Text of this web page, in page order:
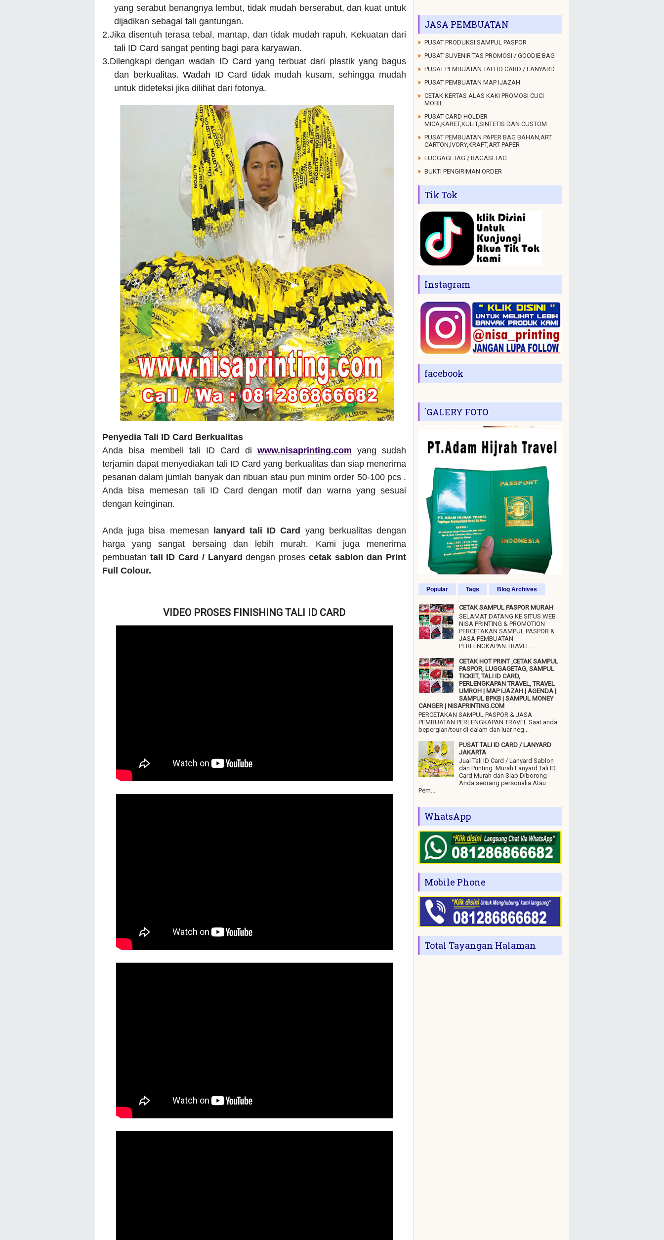
yang serabut benangnya lembut, tidak mudah berserabut, dan kuat untuk
dijadikan sebagai tali gantungan.
2.Jika disentuh terasa tebal, mantap, dan tidak mudah rapuh. Kekuatan dari
tali ID Card sangat penting bagi para karyawan.
3.Dilengkapi dengan wadah ID Card yang terbuat dari plastik yang bagus
dan berkualitas. Wadah ID Card tidak mudah kusam, sehingga mudah
untuk dideteksi jika dilihat dari fotonya.
Penyedia Tali ID Card Berkualitas
Anda bisa membeli tali ID Card di www.nisaprinting.com yang sudah
terjamin dapat menyediakan tali ID Card yang berkualitas dan siap menerima
pesanan dalam jumlah banyak dan ribuan atau pun minim order 50-100 pcs .
Anda bisa memesan tali ID Card dengan motif dan warna yang sesuai
dengan keinginan.
Anda juga bisa memesan lanyard tali ID Card yang berkualitas dengan
harga yang sangat bersaing dan lebih murah. Kami juga menerima
pembuatan tali ID Card / Lanyard dengan proses cetak sablon dan Print
Full Colour.
VIDEO PROSES FINISHING TALI ID CARD
JASA PEMBUATAN
PUSAT PRODUKSI SAMPUL PASPOR
PUSAT SUVENIR TAS PROMOSI / GOODIE BAG
PUSAT PEMBUATAN TALI ID CARD / LANYARD
PUSAT PEMBUATAN MAP IJAZAH
CETAK KERTAS ALAS KAKI PROMOSI CUCI
MOBIL
PUSAT CARD HOLDER
MICA,KARET,KULIT,SINTETIS DAN CUSTOM
PUSAT PEMBUATAN PAPER BAG BAHAN,ART
CARTON,IVORY,KRAFT,ART PAPER
LUGGAGETAG / BAGASI TAG
BUKTI PENGIRIMAN ORDER
Tik Tok
Instagram
facebook
`GALERY FOTO
Popular Tags Blog Archives
CETAK SAMPUL PASPOR MURAH
SELAMAT DATANG KE SITUS WEB
NISA PRINTING & PROMOTION
PERCETAKAN SAMPUL PASPOR &
JASA PEMBUATAN
PERLENGKAPAN TRAVEL ...
CETAK HOT PRINT ,CETAK SAMPUL
PASPOR, LUGGAGETAG, SAMPUL
TICKET, TALI ID CARD,
PERLENGKAPAN TRAVEL, TRAVEL
UMROH | MAP IJAZAH | AGENDA |
SAMPUL BPKB | SAMPUL MONEY
CANGER | NISAPRINTING.COM
PERCETAKAN SAMPUL PASPOR & JASA
PEMBUATAN PERLENGKAPAN TRAVEL Saat anda
bepergian/tour di dalam dan luar neg...
PUSAT TALI ID CARD / LANYARD
JAKARTA
Jual Tali ID Card / Lanyard Sablon
dan Printing Murah Lanyard Tali ID
Card Murah dan Siap Diborong
Anda seorang personalia Atau
Pem...
WhatsApp
Mobile Phone
Total Tayangan Halaman